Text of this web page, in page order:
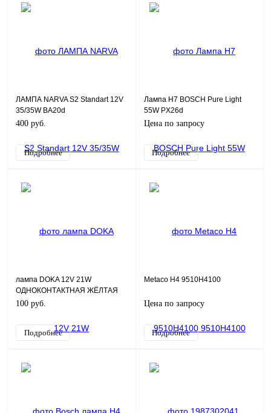
ЛАМПА NARVA S2 Standart 12V
35/35W BA20d
400 руб.
Подробнее
Лампа H7 BOSCH Pure Light
55W PX26d
Цена по запросу
Подробнее
лампа DOKA 12V 21W
ОДНОКОНТАКТНАЯ ЖЁЛТАЯ
100 руб.
Подробнее
Metaco H4 9510H4100
Цена по запросу
Подробнее